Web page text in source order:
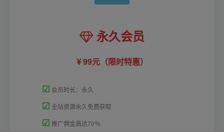
永久会员
99元（限时特惠）
☑ 会员时长：永久
☑ 全站资源永久免费获取
☑ 推广佣金高达70％